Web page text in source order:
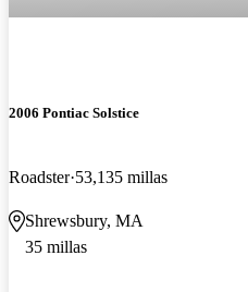
2006 Pontiac Solstice
Roadster 53,135 millas
Shrewsbury, MA
35 millas